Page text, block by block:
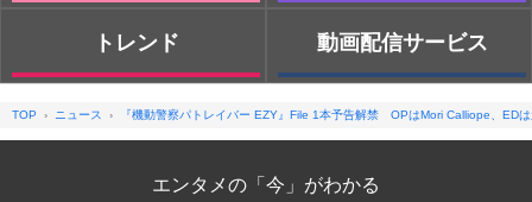
トレンド 動画配信サービス
TOP ニュース 『機動警察パトレイバー EZY』File 1本予告解禁 OPはMori Calliope、ED
エンタメの「今」がわかる